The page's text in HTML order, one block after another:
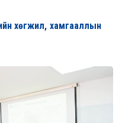
хөгжил, хамгааллын